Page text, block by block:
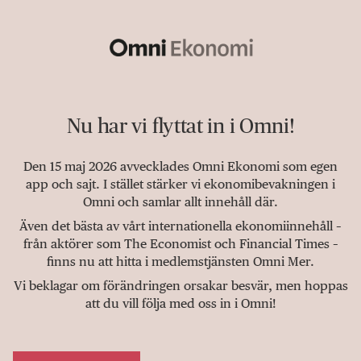
Nu har vi flyttat in i Omni!
Den 15 maj 2026 avvecklades Omni Ekonomi som egen
app och sajt. I stället stärker vi ekonomibevakningen i
Omni och samlar allt innehåll där.
Även det bästa av vårt internationella ekonomiinnehåll –
från aktörer som The Economist och Financial Times –
finns nu att hitta i medlemstjänsten Omni Mer.
Vi beklagar om förändringen orsakar besvär, men hoppas
att du vill följa med oss in i Omni!